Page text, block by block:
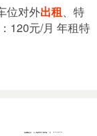
位对外出租、特
120元/月 年租特